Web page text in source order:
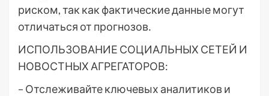
риском, так как фактические данные могут
отличаться от прогнозов․
ИСПОЛЬЗОВАНИЕ СОЦИАЛЬНЫХ СЕТЕЙ И
НОВОСТНЫХ АГРЕГАТОРОВ:
– Отслеживайте ключевых аналитиков и